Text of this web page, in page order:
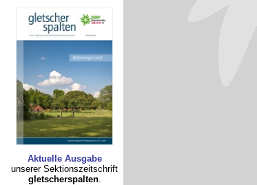
Aktuelle Ausgabe
unserer Sektionszeitschrift
gletscherspalten.